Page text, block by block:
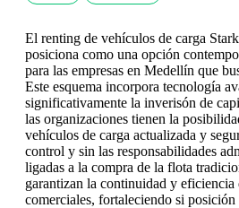
El renting de vehículos de carga
posiciona como una opción
para las empresas en Medellín que
Este esquema incorpora tecnología
significativamente la inverisón de
las organizaciones tienen la
vehículos de carga actualizada y
control y sin las responsabilidades
ligadas a la compra de la flota
garantizan la continuidad y
comerciales, fortaleciendo si